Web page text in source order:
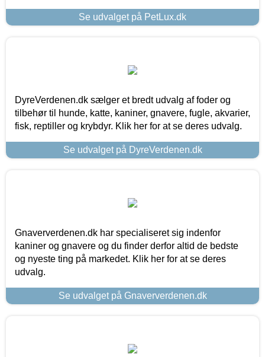
Se udvalget på PetLux.dk
DyreVerdenen.dk sælger et bredt udvalg af foder og
tilbehør til hunde, katte, kaniner, gnavere, fugle, akvarier,
fisk, reptiller og krybdyr. Klik her for at se deres udvalg.
Se udvalget på DyreVerdenen.dk
Gnaververdenen.dk har specialiseret sig indenfor
kaniner og gnavere og du finder derfor altid de bedste
og nyeste ting på markedet. Klik her for at se deres
udvalg.
Se udvalget på Gnaververdenen.dk